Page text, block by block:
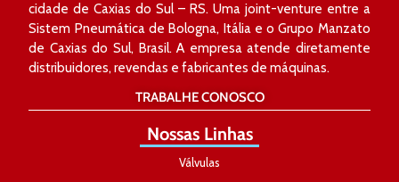
cidade de Caxias do Sul – RS. Uma joint-venture entre a
Sistem Pneumática de Bologna, Itália e o Grupo Manzato
de Caxias do Sul, Brasil. A empresa atende diretamente
distribuidores, revendas e fabricantes de máquinas.
TRABALHE CONOSCO
Nossas Linhas
Válvulas